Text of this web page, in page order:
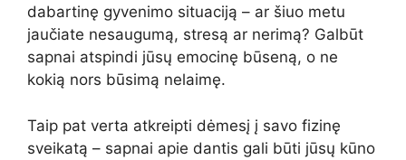
dabartinę gyvenimo situaciją – ar šiuo metu
jaučiate nesaugumą, stresą ar nerimą? Galbūt
sapnai atspindi jūsų emocinę būseną, o ne
kokią nors būsimą nelaimę.
Taip pat verta atkreipti dėmesį į savo fizinę
sveikatą – sapnai apie dantis gali būti jūsų kūno